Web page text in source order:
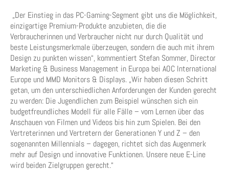
„Der Einstieg in das PC-Gaming-Segment gibt uns die Möglichkeit,
einzigartige Premium-Produkte anzubieten, die die
Verbraucherinnen und Verbraucher nicht nur durch Qualität und
beste Leistungsmerkmale überzeugen, sondern die auch mit ihrem
Design zu punkten wissen“, kommentiert Stefan Sommer, Director
Marketing & Business Management in Europa bei AOC International
Europe und MMD Monitors & Displays. „Wir haben diesen Schritt
getan, um den unterschiedlichen Anforderungen der Kunden gerecht
zu werden: Die Jugendlichen zum Beispiel wünschen sich ein
budgetfreundliches Modell für alle Fälle – vom Lernen über das
Anschauen von Filmen und Videos bis hin zum Spielen. Bei den
Vertreterinnen und Vertretern der Generationen Y und Z – den
sogenannten Millennials – dagegen, richtet sich das Augenmerk
mehr auf Design und innovative Funktionen. Unsere neue E-Line
wird beiden Zielgruppen gerecht.“